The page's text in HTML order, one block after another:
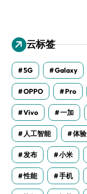
云标签
5G Galaxy
OPPO Pro
Vivo 一加
人工智能 体验
发布 小米
性能 手机